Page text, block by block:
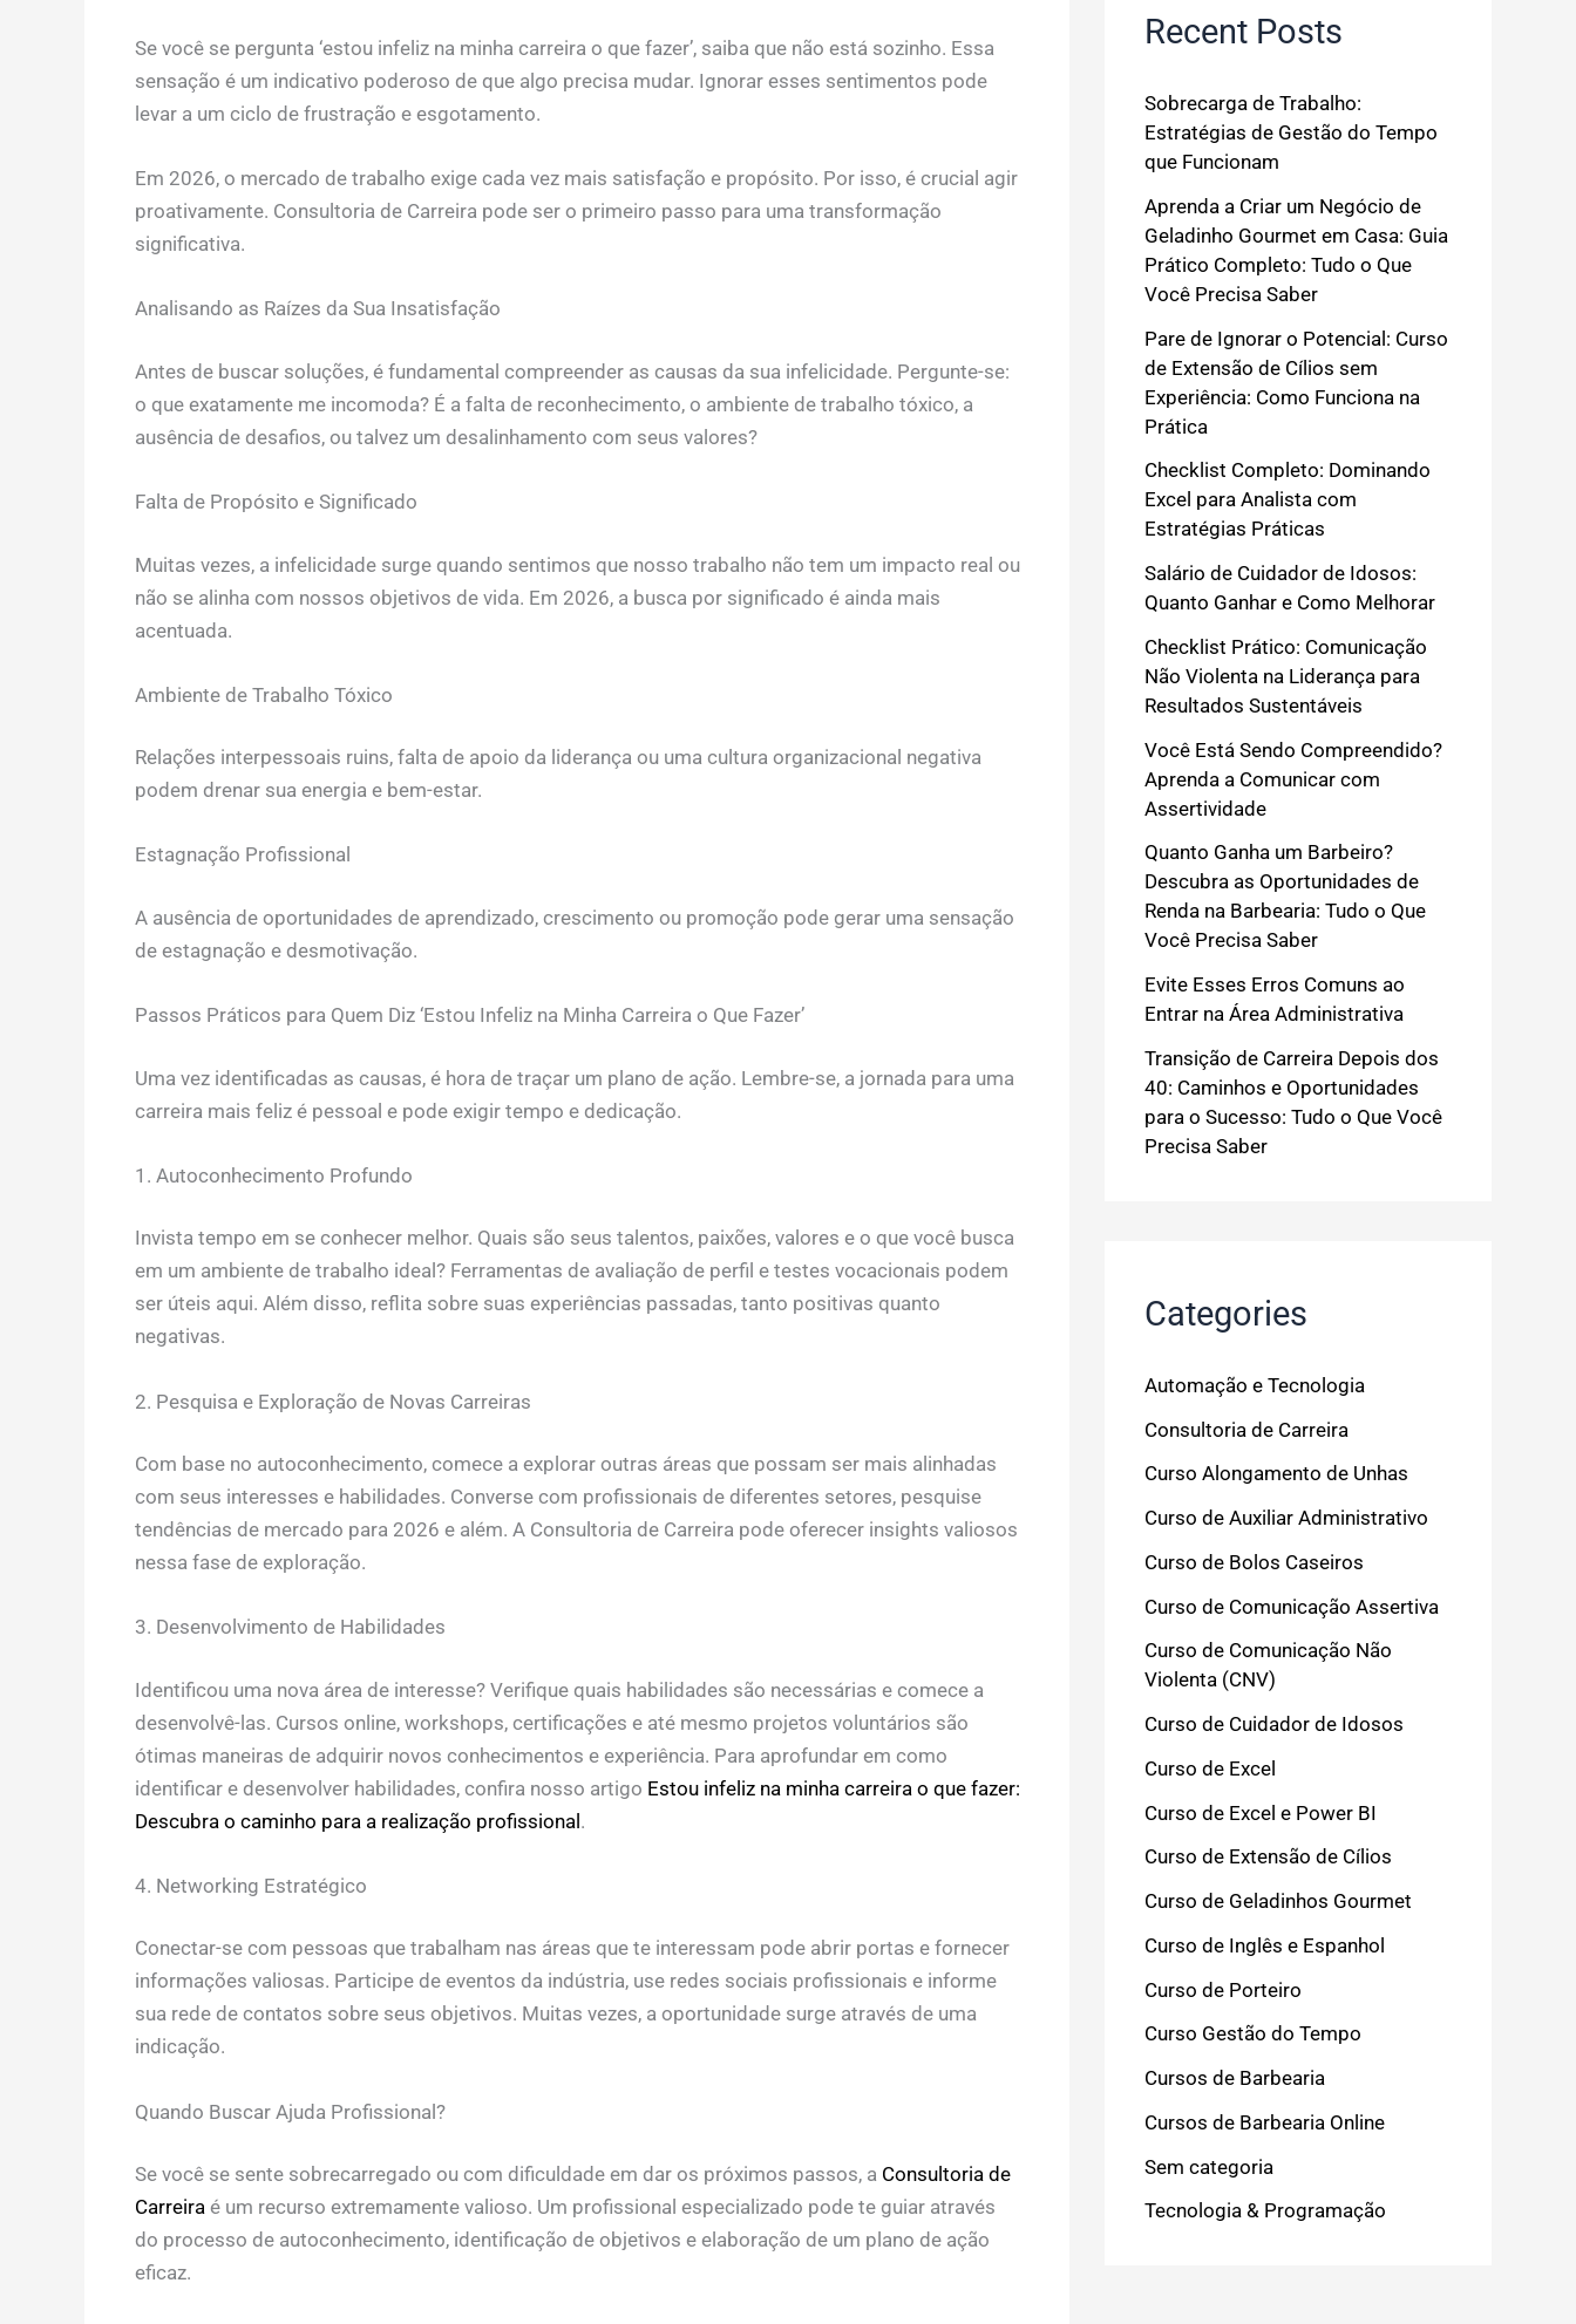
Se você se pergunta ‘estou infeliz na minha carreira o que fazer’, saiba que não está sozinho. Essa
sensação é um indicativo poderoso de que algo precisa mudar. Ignorar esses sentimentos pode
levar a um ciclo de frustração e esgotamento.
Em 2026, o mercado de trabalho exige cada vez mais satisfação e propósito. Por isso, é crucial agir
proativamente. Consultoria de Carreira pode ser o primeiro passo para uma transformação
significativa.
Analisando as Raízes da Sua Insatisfação
Antes de buscar soluções, é fundamental compreender as causas da sua infelicidade. Pergunte-se:
o que exatamente me incomoda? É a falta de reconhecimento, o ambiente de trabalho tóxico, a
ausência de desafios, ou talvez um desalinhamento com seus valores?
Falta de Propósito e Significado
Muitas vezes, a infelicidade surge quando sentimos que nosso trabalho não tem um impacto real ou
não se alinha com nossos objetivos de vida. Em 2026, a busca por significado é ainda mais
acentuada.
Ambiente de Trabalho Tóxico
Relações interpessoais ruins, falta de apoio da liderança ou uma cultura organizacional negativa
podem drenar sua energia e bem-estar.
Estagnação Profissional
A ausência de oportunidades de aprendizado, crescimento ou promoção pode gerar uma sensação
de estagnação e desmotivação.
Passos Práticos para Quem Diz ‘Estou Infeliz na Minha Carreira o Que Fazer’
Uma vez identificadas as causas, é hora de traçar um plano de ação. Lembre-se, a jornada para uma
carreira mais feliz é pessoal e pode exigir tempo e dedicação.
1. Autoconhecimento Profundo
Invista tempo em se conhecer melhor. Quais são seus talentos, paixões, valores e o que você busca
em um ambiente de trabalho ideal? Ferramentas de avaliação de perfil e testes vocacionais podem
ser úteis aqui. Além disso, reflita sobre suas experiências passadas, tanto positivas quanto
negativas.
2. Pesquisa e Exploração de Novas Carreiras
Com base no autoconhecimento, comece a explorar outras áreas que possam ser mais alinhadas
com seus interesses e habilidades. Converse com profissionais de diferentes setores, pesquise
tendências de mercado para 2026 e além. A Consultoria de Carreira pode oferecer insights valiosos
nessa fase de exploração.
3. Desenvolvimento de Habilidades
Identificou uma nova área de interesse? Verifique quais habilidades são necessárias e comece a
desenvolvê-las. Cursos online, workshops, certificações e até mesmo projetos voluntários são
ótimas maneiras de adquirir novos conhecimentos e experiência. Para aprofundar em como
identificar e desenvolver habilidades, confira nosso artigo Estou infeliz na minha carreira o que fazer:
Descubra o caminho para a realização profissional.
4. Networking Estratégico
Conectar-se com pessoas que trabalham nas áreas que te interessam pode abrir portas e fornecer
informações valiosas. Participe de eventos da indústria, use redes sociais profissionais e informe
sua rede de contatos sobre seus objetivos. Muitas vezes, a oportunidade surge através de uma
indicação.
Quando Buscar Ajuda Profissional?
Se você se sente sobrecarregado ou com dificuldade em dar os próximos passos, a Consultoria de
Carreiraé um recurso extremamente valioso. Um profissional especializado pode te guiar através
do processo de autoconhecimento, identificação de objetivos e elaboração de um plano de ação
eficaz.
Recent Posts
Sobrecarga de Trabalho:
Estratégias de Gestão do Tempo
que Funcionam
Aprenda a Criar um Negócio de
Geladinho Gourmet em Casa: Guia
Prático Completo: Tudo o Que
Você Precisa Saber
Pare de Ignorar o Potencial: Curso
de Extensão de Cílios sem
Experiência: Como Funciona na
Prática
Checklist Completo: Dominando
Excel para Analista com
Estratégias Práticas
Salário de Cuidador de Idosos:
Quanto Ganhar e Como Melhorar
Checklist Prático: Comunicação
Não Violenta na Liderança para
Resultados Sustentáveis
Você Está Sendo Compreendido?
Aprenda a Comunicar com
Assertividade
Quanto Ganha um Barbeiro?
Descubra as Oportunidades de
Renda na Barbearia: Tudo o Que
Você Precisa Saber
Evite Esses Erros Comuns ao
Entrar na Área Administrativa
Transição de Carreira Depois dos
40: Caminhos e Oportunidades
para o Sucesso: Tudo o Que Você
Precisa Saber
Categories
Automação e Tecnologia
Consultoria de Carreira
Curso Alongamento de Unhas
Curso de Auxiliar Administrativo
Curso de Bolos Caseiros
Curso de Comunicação Assertiva
Curso de Comunicação Não
Violenta (CNV)
Curso de Cuidador de Idosos
Curso de Excel
Curso de Excel e Power BI
Curso de Extensão de Cílios
Curso de Geladinhos Gourmet
Curso de Inglês e Espanhol
Curso de Porteiro
Curso Gestão do Tempo
Cursos de Barbearia
Cursos de Barbearia Online
Sem categoria
Tecnologia & Programação